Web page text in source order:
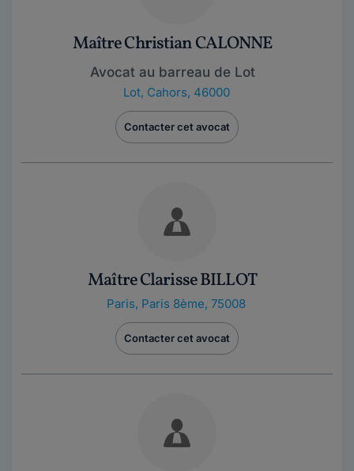
Maître Christian CALONNE
Avocat au barreau de Lot
Lot, Cahors, 46000
Contacter cet avocat
Maître Clarisse BILLOT
Paris, Paris 8ème, 75008
Contacter cet avocat